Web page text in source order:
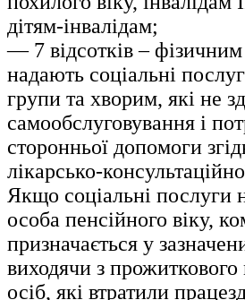
дітям-інвалідам;
— 7 відсотків –
надають соціальні
групи та хворим, які не
самообслуговування і
сторонньої допомоги
лікарсько-
Якщо соціальні послуги
особа пенсійного віку,
призначається у
виходячи з
осіб, які втратили